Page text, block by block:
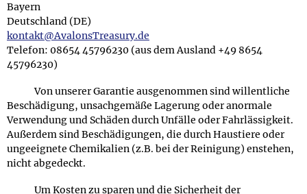
Bayern
Deutschland (DE)
kontakt@AvalonsTreasury.de
Telefon: 08654 45796230 (aus dem Ausland +49 8654
45796230)
Von unserer Garantie ausgenommen sind willentliche
Beschädigung, unsachgemäße Lagerung oder anormale
Verwendung und Schäden durch Unfälle oder Fahrlässigkeit.
Außerdem sind Beschädigungen, die durch Haustiere oder
ungeeignete Chemikalien (z.B. bei der Reinigung) enstehen,
nicht abgedeckt.
Um Kosten zu sparen und die Sicherheit der